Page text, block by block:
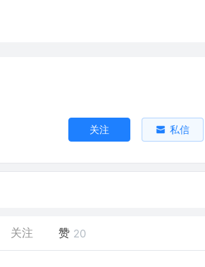
关注 私信
关注 赞 20